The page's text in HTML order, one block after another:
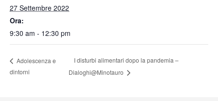
27 Settembre 2022
Ora:
9:30 am - 12:30 pm
Adolescenza e
dintorni
I disturbi alimentari dopo la pandemia –
Dialoghi@Minotauro